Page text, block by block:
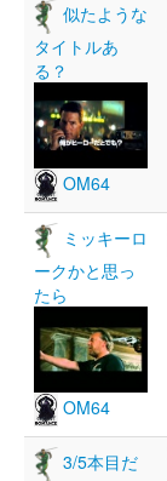
似たような
タイトルあ
る？
OM64
ミッキーロ
ークかと思っ
たら
OM64
3/5本目だ